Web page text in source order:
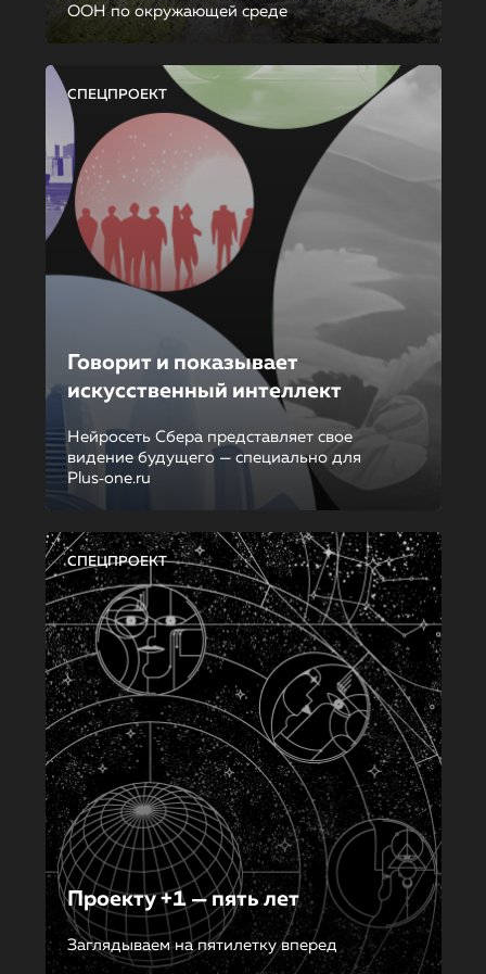
ООН по окружающей среде
СПЕЦПРОЕКТ
Говорит и показывает
искусственный интеллект
Нейросеть Сбера представляет свое
видение будущего — специально для
Plus‑one.ru
СПЕЦПРОЕКТ
Проекту +1 — пять лет
Заглядываем на пятилетку вперед